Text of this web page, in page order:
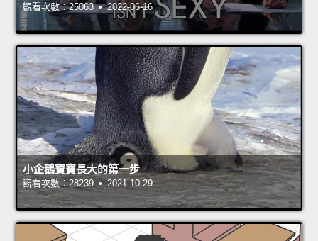
觀看次數：25063 • 2022-06-16
小企鵝寶寶長大的第一步
觀看次數：28239 • 2021-10-29